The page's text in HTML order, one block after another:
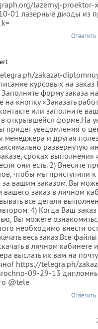
lazernyj-proektor-
01 лазерные диоды из
Ответить
zakazat-
курсовых на
Заполните форму заказа
на кнопку «Заказать
или заполните
открывшейся форме.На
придет уведомления о
менеджера и другая
развернутую
сроках выполнения
они есть. 2) Внесите
чтобы мы приступили
за вашим заказом. Вы
вашего заказ в личном
все детали
4) Когда Ваш заказ
Вы можете
необходимо внести
весь заказ.Все
в личном кабинете
выслать их вам на
https://telegra.ph/
09-29-13
@tele
Ответить